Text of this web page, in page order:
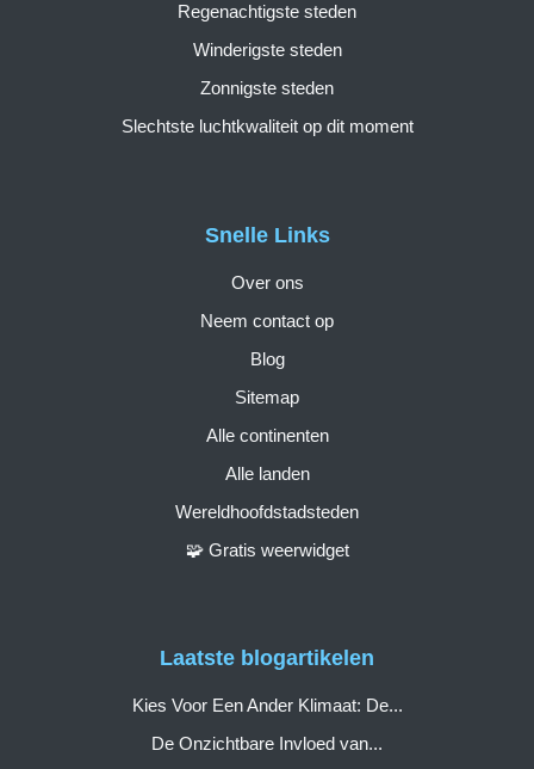
Snelle Links
Over ons
Neem contact op
Blog
Sitemap
Alle continenten
Alle landen
Wereldhoofdstadsteden
🧩 Gratis weerwidget
Regenachtigste steden
Winderigste steden
Zonnigste steden
Slechtste luchtkwaliteit op dit moment
Laatste blogartikelen
Kies Voor Een Ander Klimaat: De...
De Onzichtbare Invloed van...